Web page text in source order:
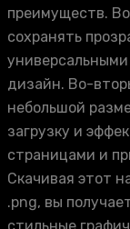
преимуществ.
сохранять
дизайн. Во-
небольшой
загрузку и
страницами и
Скачивая этот
.png, вы